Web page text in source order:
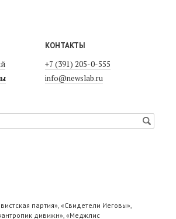
КОНТАКТЫ
+7 (391) 205-0-555
info@newslab.ru
партия», «Свидетели Иеговы»,
дивижн», «Меджлис